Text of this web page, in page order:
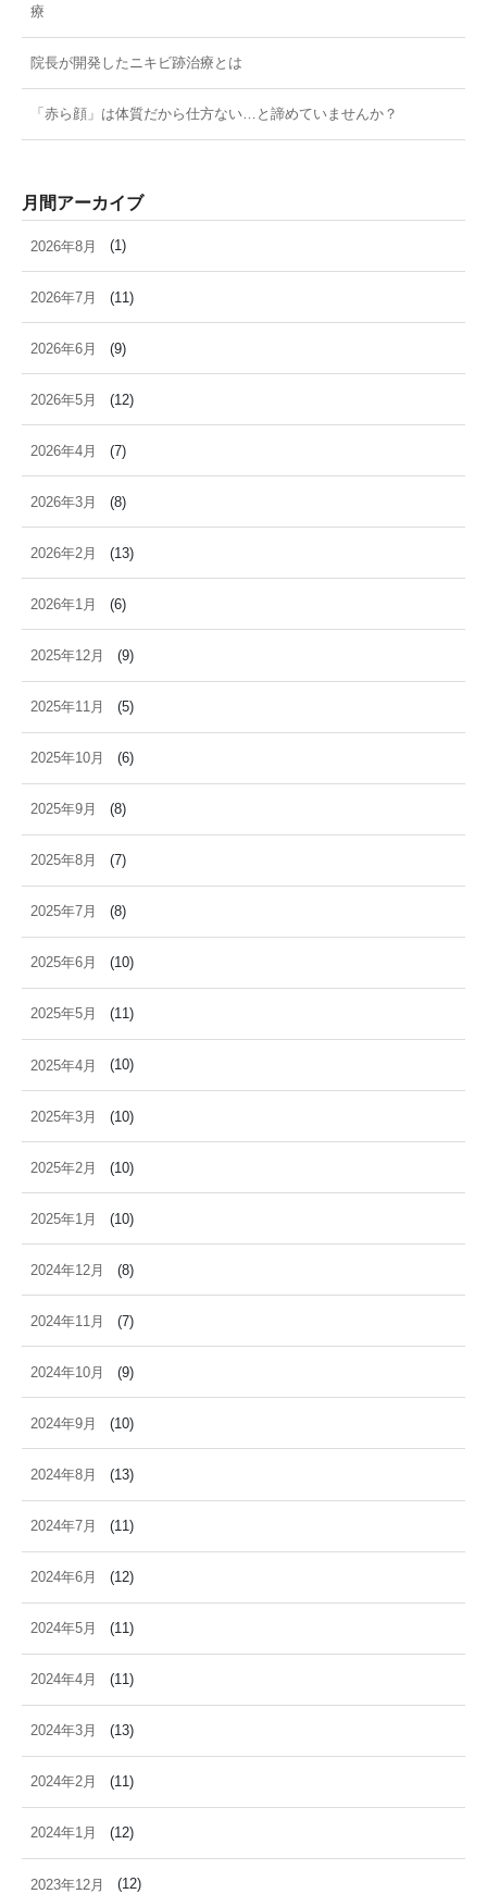
療
院長が開発したニキビ跡治療とは
「赤ら顔」は体質だから仕方ない…と諦めていませんか？
月間アーカイブ
2026年8月 (1)
2026年7月 (11)
2026年6月 (9)
2026年5月 (12)
2026年4月 (7)
2026年3月 (8)
2026年2月 (13)
2026年1月 (6)
2025年12月 (9)
2025年11月 (5)
2025年10月 (6)
2025年9月 (8)
2025年8月 (7)
2025年7月 (8)
2025年6月 (10)
2025年5月 (11)
2025年4月 (10)
2025年3月 (10)
2025年2月 (10)
2025年1月 (10)
2024年12月 (8)
2024年11月 (7)
2024年10月 (9)
2024年9月 (10)
2024年8月 (13)
2024年7月 (11)
2024年6月 (12)
2024年5月 (11)
2024年4月 (11)
2024年3月 (13)
2024年2月 (11)
2024年1月 (12)
2023年12月 (12)